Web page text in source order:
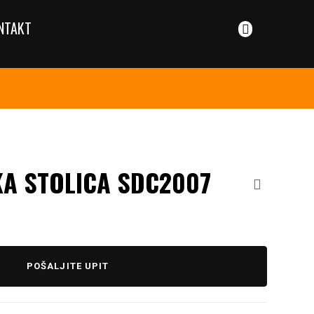
STOLICA SDC2007
POŠALJITE UPIT